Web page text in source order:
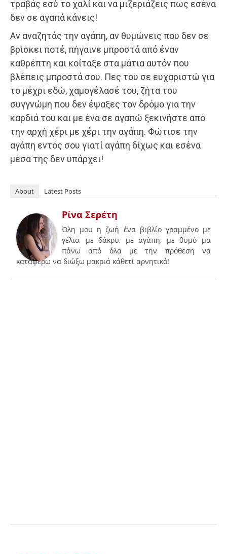
τραβάς εσύ το χαλί και να μιζεριάζεις πως εσένα
δεν σε αγαπά κάνεις!
Αν αναζητάς την αγάπη, αν θυμώνεις που δεν σε
βρίσκει ποτέ, πήγαινε μπροστά από έναν
καθρέπτη και κοίταξε στα μάτια αυτόν που
βλέπεις μπροστά σου. Πες του σε ευχαριστώ για
το μέχρι εδώ, χαμογέλασέ του, ζήτα του
συγγνώμη που δεν έψαξες τον δρόμο για την
καρδιά του και με ένα σε αγαπώ ξεκινήστε από
την αρχή χέρι με χέρι την αγάπη. Φώτισε την
αγάπη εντός σου γιατί αγάπη δίχως και εσένα
μέσα της δεν υπάρχει!
About Latest Posts
Ρίνα Σερέτη
Όλη μου η ζωή ένα βιβλίο γραμμένο με
γέλιο, με δάκρυ, με αγάπη, με θυμό μα
πάνω από όλα με την πρόθεση να
καταφέρω να διώξω μακριά κάθετί αρνητικό!